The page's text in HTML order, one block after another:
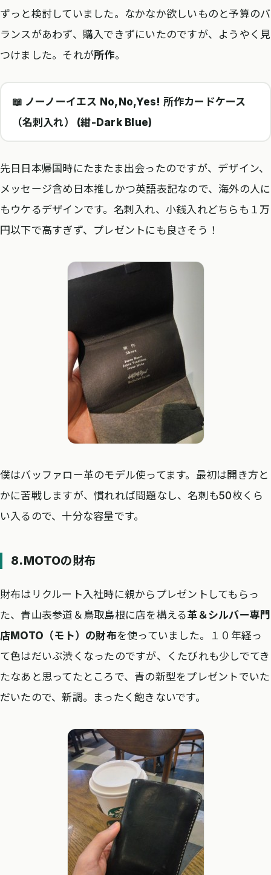
ずっと検討していました。なかなか欲しいものと予算のバ
ランスがあわず、購入できずにいたのですが、ようやく見
つけました。それが所作。
📖 ノーノーイエス No,No,Yes! 所作カードケース
（名刺入れ） (紺-Dark Blue)
先日日本帰国時にたまたま出会ったのですが、デザイン、
メッセージ含め日本推しかつ英語表記なので、海外の人に
もウケるデザインです。名刺入れ、小銭入れどちらも１万
円以下で高すぎず、プレゼントにも良さそう！
僕はバッファロー革のモデル使ってます。最初は開き方と
かに苦戦しますが、慣れれば問題なし、名刺も50枚くら
い入るので、十分な容量です。
8.MOTOの財布
財布はリクルート入社時に親からプレゼントしてもらっ
た、青山表参道＆鳥取島根に店を構える革＆シルバー専門
店MOTO（モト）の財布を使っていました。１０年経っ
て色はだいぶ渋くなったのですが、くたびれも少しでてき
たなあと思ってたところで、青の新型をプレゼントでいた
だいたので、新調。まったく飽きないです。